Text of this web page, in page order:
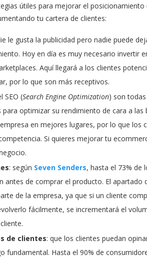
útiles para mejorar el
tu cartera de clientes:
le gusta la publicidad pero nadie puede
Hoy en día es muy necesario invertir
Aquí llegará a los clientes
por lo que son más receptivos.
SEO (Search Engine Optimization) son
optimizar su rendimiento de cara a
en mejores lugares, por lo que los
Si quieres mejorar tu
: según Seven Senders, hasta el 73% de
antes de comprar el producto. El
de la empresa, ya que si un cliente
fácilmente, se incrementará el
de clientes: que los clientes puedan
fundamental. Hasta el 90% de